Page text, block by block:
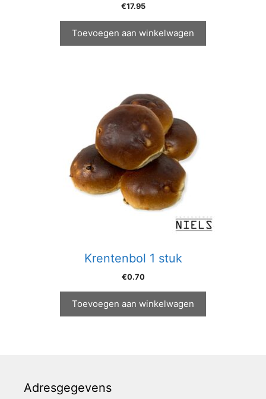
€17.95
Toevoegen aan winkelwagen
Krentenbol 1 stuk
€0.70
Toevoegen aan winkelwagen
Adresgegevens